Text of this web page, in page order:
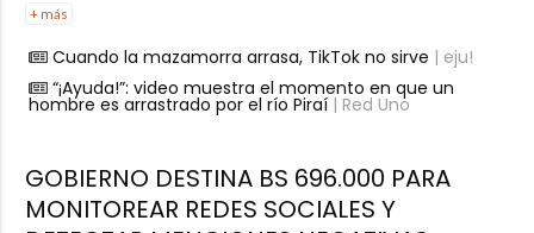
+ más
Cuando la mazamorra arrasa, TikTok no sirve | eju!
“¡Ayuda!”: video muestra el momento en que un
hombre es arrastrado por el río Piraí| Red Uno
GOBIERNO DESTINA BS 696.000 PARA
MONITOREAR REDES SOCIALES Y